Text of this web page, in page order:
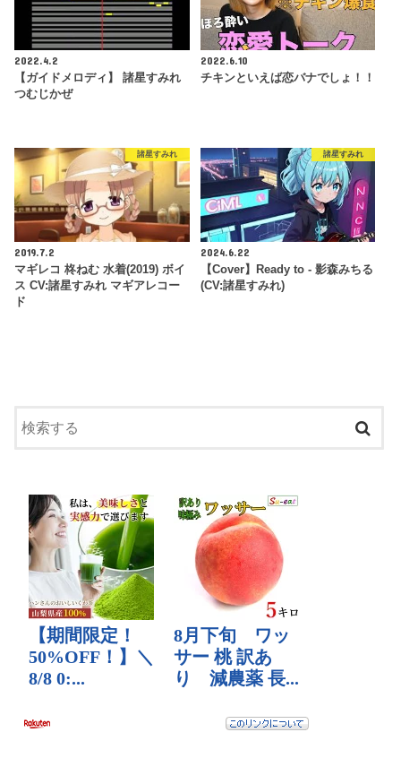
2022.4.2
【ガイドメロディ】 諸星すみれ
つむじかぜ
2022.6.10
チキンといえば恋バナでしょ！！
諸星すみれ
2019.7.2
マギレコ 柊ねむ 水着(2019) ボイ
ス CV:諸星すみれ マギアレコー
ド
諸星すみれ
2024.6.22
【Cover】Ready to - 影森みちる
(CV:諸星すみれ)